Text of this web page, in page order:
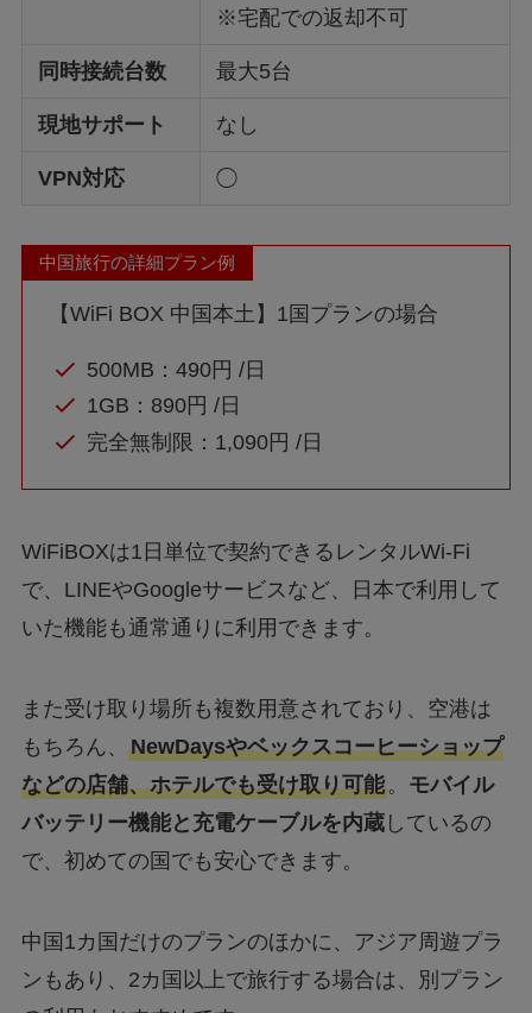
※宅配での返却不可
同時接続台数 最大5台
現地サポート なし
VPN対応 ◯
中国旅行の詳細プラン例
【WiFi BOX 中国本土】1国プランの場合
500MB：490円 /日
1GB：890円 /日
完全無制限：1,090円 /日
WiFiBOXは1日単位で契約できるレンタルWi-Fi
で、LINEやGoogleサービスなど、日本で利用して
いた機能も通常通りに利用できます。
また受け取り場所も複数用意されており、空港は
もちろん、 NewDaysやベックスコーヒーショップ
などの店舗、ホテルでも受け取り可能。 モバイル
バッテリー機能と充電ケーブルを内蔵しているの
で、初めての国でも安心できます。
中国1カ国だけのプランのほかに、アジア周遊プラ
ンもあり、2カ国以上で旅行する場合は、別プラン